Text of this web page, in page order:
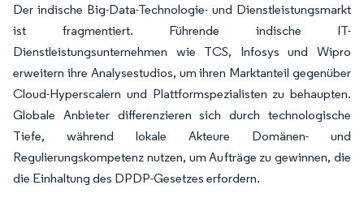
Der indische Big-Data-Technologie- und Dienstleistungsmarkt
ist fragmentiert. Führende indische IT-
Dienstleistungsunternehmen wie TCS, Infosys und Wipro
erweitern ihre Analysestudios, um ihren Marktanteil gegenüber
Cloud-Hyperscalern und Plattformspezialisten zu behaupten.
Globale Anbieter differenzieren sich durch technologische
Tiefe, während lokale Akteure Domänen- und
Regulierungskompetenz nutzen, um Aufträge zu gewinnen, die
die Einhaltung des DPDP-Gesetzes erfordern.